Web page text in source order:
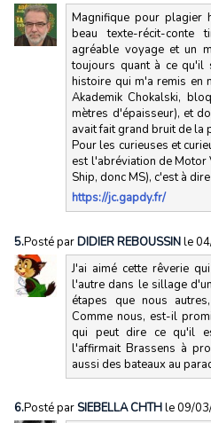
Magnifique pour plagier
beau texte-récit-conte
agréable voyage et un
toujours quant à ce qu'il
histoire qui m'a remis en
Akademik Chokalski,
mètres d'épaisseur), et
avait fait grand bruit de la
Pour les curieuses et
est l'abréviation de Motor
Ship, donc MS), c'est à
https://jc.gapdy.fr/
5.Posté parDIDIER REBOUSSINle
J'ai aimé cette rêverie
l'autre dans le sillage
étapes que nous
Comme nous, est-il
qui peut dire ce qu'il
l'affirmait Brassens à
aussi des bateaux au
6.Posté par SIEBELLA CHTHle 09/